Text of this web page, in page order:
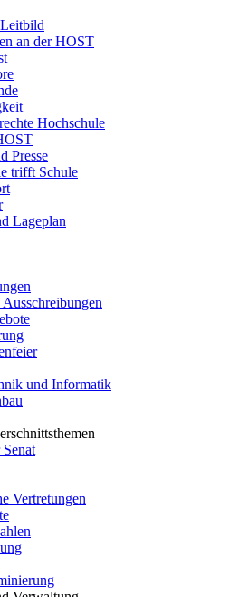
an der HOST
Hochschule
Presse
trifft Schule
Lageplan
und Informatik
Vertretungen